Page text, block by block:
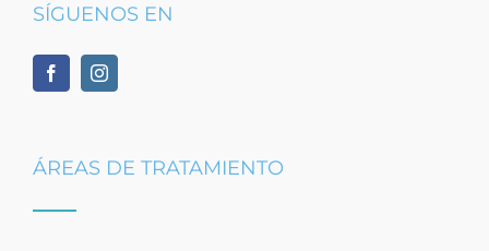
SÍGUENOS EN
ÁREAS DE TRATAMIENTO